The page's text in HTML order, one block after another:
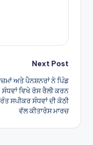
Next Post
ਅਤੇ ਪੈਨਸ਼ਨਰਾਂ ਨੇ ਪਿੰਡ
ਸੰਧਵਾਂ ਵਿਖੇ ਰੋਸ ਰੈਲੀ ਕਰਨ
ਸਪੀਕਰ ਸੰਧਵਾਂ ਦੀ ਕੋਠੀ
ਵੱਲ ਕੀਤਾਰੋਸ ਮਾਰਚ